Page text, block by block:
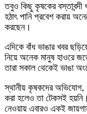
তবুও কিছু কৃষকের বস্তাবন্দী
হঠাৎ পানি প্রবেশ করায়
করছেন।
এদিকে বাঁধ ভাঙার খবর
নিয়ে অনেক মানুষ হাওরে
তারা সকাল থেকেই ভাঙা
স্থানীয় কৃষকদের অভিযোগ,
করা হলেও তা টেকসই হয়নি।
নেওয়ায় এবারও একই